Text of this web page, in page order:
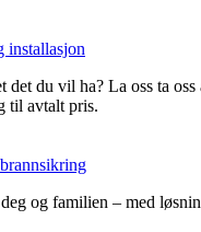
installasjon
det du vil ha? La oss ta
til avtalt pris.
og familien – med